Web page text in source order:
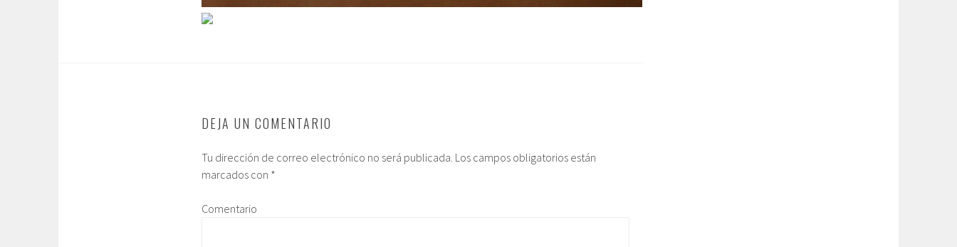
DEJA UN COMENTARIO
Tu dirección de correo electrónico no será publicada. Los campos obligatorios están
marcados con *
Comentario